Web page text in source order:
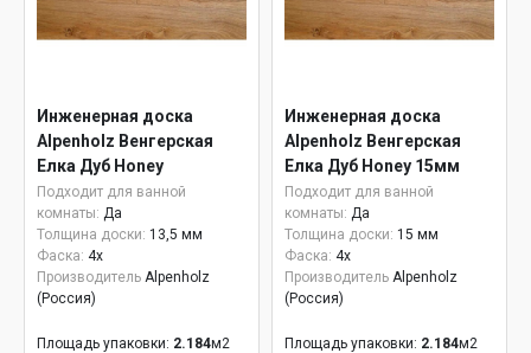
Инженерная доска
Alpenholz Венгерская
Елка Дуб Honey
Подходит для ванной
комнаты: Да
Толщина доски: 13,5 мм
Фаска: 4x
Производитель Alpenholz
(Россия)
Площадь упаковки: 2.184м2
Инженерная доска
Alpenholz Венгерская
Елка Дуб Honey 15мм
Подходит для ванной
комнаты: Да
Толщина доски: 15 мм
Фаска: 4x
Производитель Alpenholz
(Россия)
Площадь упаковки: 2.184м2